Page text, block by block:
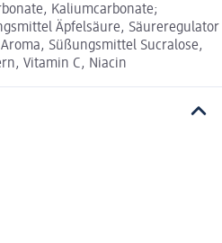
Kaliumcarbonate;
Äpfelsäure, Säureregulator
Süßungsmittel Sucralose,
Vitamin C, Niacin